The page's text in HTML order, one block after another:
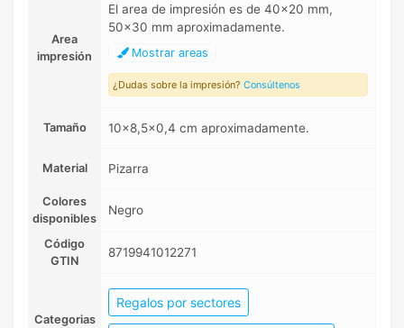
Area
impresión
El area de impresión es de 40x20 mm,
50x30 mm aproximadamente.
Mostrar areas
¿Dudas sobre la impresión? Consúltenos
Tamaño 10x8,5x0,4 cm aproximadamente.
Material Pizarra
Colores
disponibles
Negro
Código
GTIN
8719941012271
Categorias
Regalos por sectores